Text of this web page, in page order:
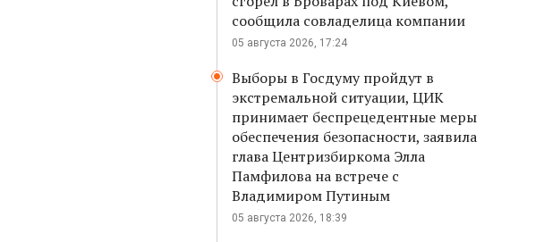
сообщила совладелица компании
05 августа 2026, 17:24
Выборы в Госдуму пройдут в
экстремальной ситуации, ЦИК
принимает беспрецедентные меры
обеспечения безопасности, заявила
глава Центризбиркома Элла
Памфилова на встрече с
Владимиром Путиным
05 августа 2026, 18:39